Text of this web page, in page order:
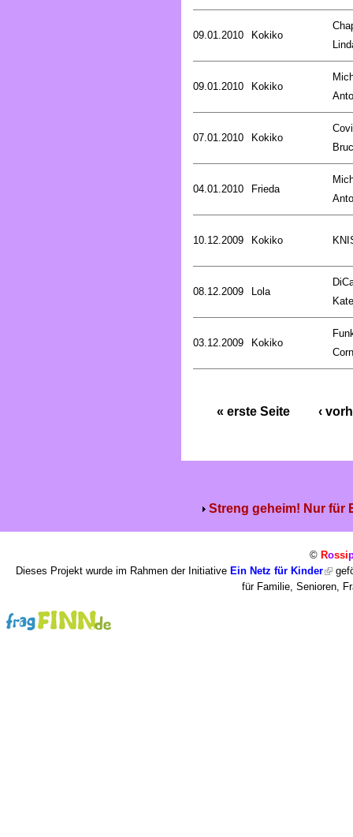
09.01.2010 Kokiko
09.01.2010 Kokiko
07.01.2010 Kokiko
04.01.2010 Frieda
10.12.2009 Kokiko
08.12.2009 Lola
Kate
03.12.2009 Kokiko
« erste Seite ‹
Streng geheim! Nur für
© Rossi
Dieses Projekt wurde im Rahmen der Initiative Ein Netz für Kinder
für Familie, Senioren,